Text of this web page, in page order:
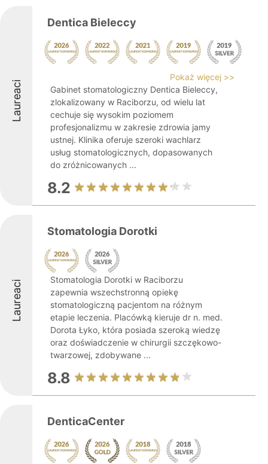
Laureaci
Dentica Bieleccy
Pokaż więcej >>
Gabinet stomatologiczny Dentica Bieleccy,
zlokalizowany w Raciborzu, od wielu lat
cechuje się wysokim poziomem
profesjonalizmu w zakresie zdrowia jamy
ustnej. Klinika oferuje szeroki wachlarz
usług stomatologicznych, dopasowanych
do zróżnicowanych ...
8.2
Laureaci
Stomatologia Dorotki
Stomatologia Dorotki w Raciborzu
zapewnia wszechstronną opiekę
stomatologiczną pacjentom na różnym
etapie leczenia. Placówką kieruje dr n. med.
Dorota Łyko, która posiada szeroką wiedzę
oraz doświadczenie w chirurgii szczękowo-
twarzowej, zdobywane ...
8.8
DenticaCenter